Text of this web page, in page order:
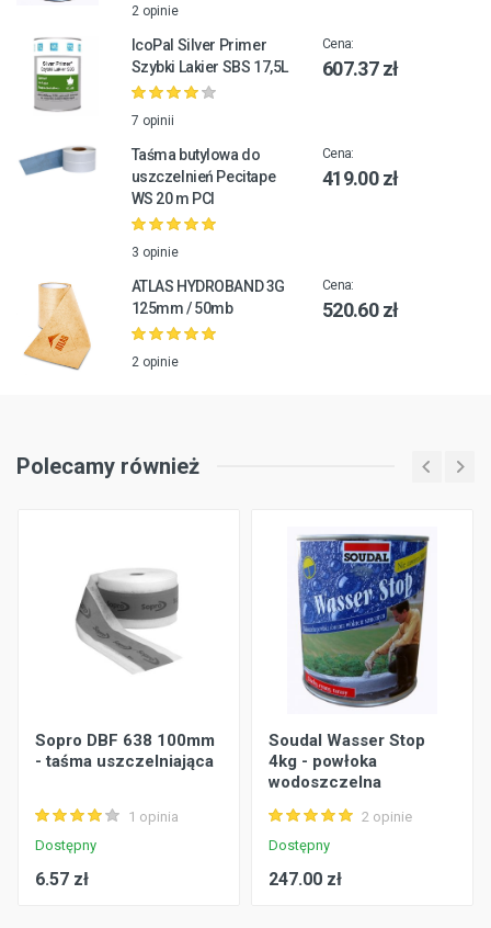
2 opinie
IcoPal Silver Primer
Szybki Lakier SBS 17,5L
7 opinii
Cena:
607.37 zł
Taśma butylowa do
uszczelnień Pecitape
WS 20 m PCI
3 opinie
Cena:
419.00 zł
ATLAS HYDROBAND 3G
125mm / 50mb
2 opinie
Cena:
520.60 zł
Polecamy również
Sopro DBF 638 100mm
- taśma uszczelniająca
1 opinia
Dostępny
6.57 zł
Soudal Wasser Stop
4kg - powłoka
wodoszczelna
2 opinie
Dostępny
247.00 zł